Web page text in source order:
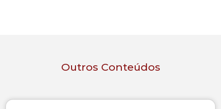
Outros Conteúdos